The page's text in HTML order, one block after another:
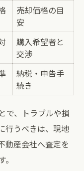
用戦略売却価格の目
安
購入希望者と
交渉
納税・申告手
続き
で、トラブルや損
行うべきは、現地
動産会社へ査定を